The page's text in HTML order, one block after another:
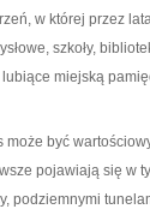
w której przez
szkoły,
miejską
może być
pojawiają się w
podziemnymi